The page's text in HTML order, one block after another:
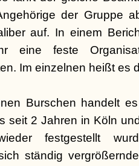
der Gruppe
auf. In einem
eine feste
Im einzelnen heißt es
Burschen handelt
seit 2 Jahren in Köln
festgestellt
ständig